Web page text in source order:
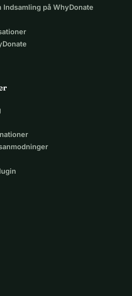
Indsamling på WhyDonate